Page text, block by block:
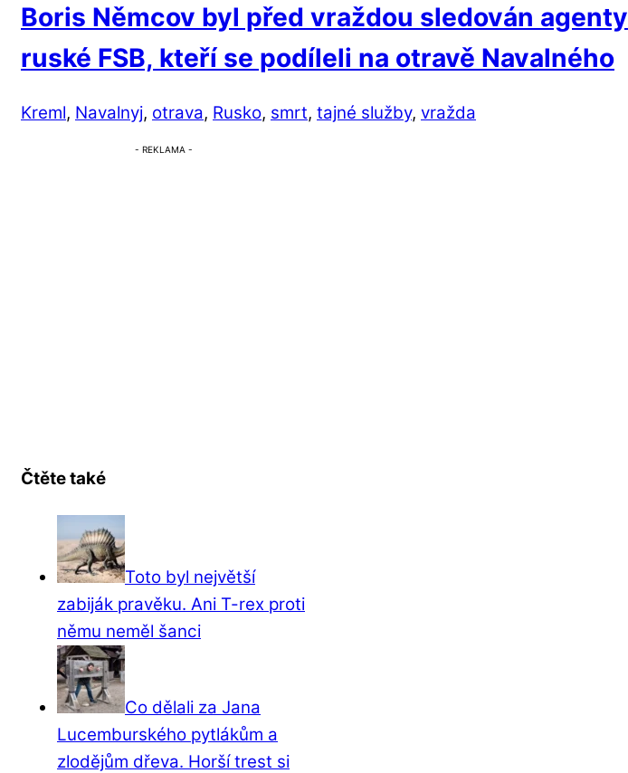
Boris Němcov byl před vraždou sledován agenty
ruské FSB, kteří se podíleli na otravě Navalného
Kreml, Navalnyj, otrava, Rusko, smrt, tajné služby, vražda
Čtěte také
Toto byl největší
zabiják pravěku. Ani T-rex proti
němu neměl šanci
Co dělali za Jana
Lucemburského pytlákům a
zlodějům dřeva. Horší trest si